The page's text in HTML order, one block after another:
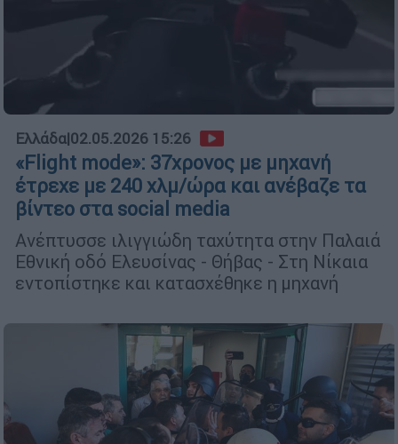
Ελλάδα|02.05.2026 15:26
«Flight mode»: 37χρονος με μηχανή
έτρεχε με 240 χλμ/ώρα και ανέβαζε τα
βίντεο στα social media
Ανέπτυσσε ιλιγγιώδη ταχύτητα στην Παλαιά
Εθνική οδό Ελευσίνας - Θήβας - Στη Νίκαια
εντοπίστηκε και κατασχέθηκε η μηχανή